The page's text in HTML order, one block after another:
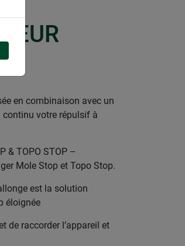
en combinaison avec un
continu votre répulsif à
& TOPO STOP –
Mole Stop et Topo Stop.
est la solution
éloignée
de raccorder l’appareil et